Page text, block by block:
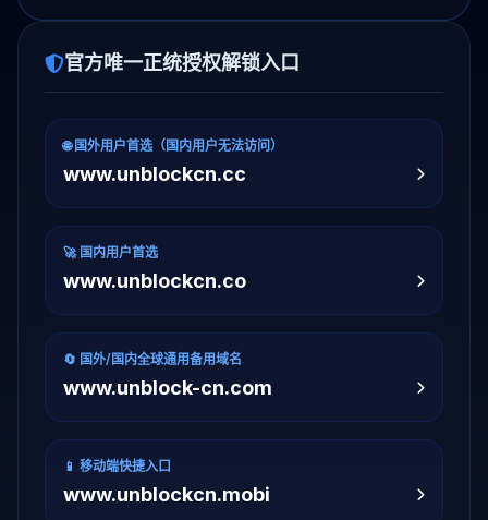
官方唯一正统授权解锁入口
🌐 国外用户首选（国内用户无法访问）
www.unblockcn.cc
🚀 国内用户首选
www.unblockcn.co
🔄 国外/国内全球通用备用域名
www.unblock-cn.com
📱 移动端快捷入口
www.unblockcn.mobi